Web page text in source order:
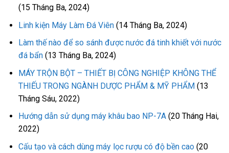
(15 Tháng Ba, 2024)
Linh kiện Máy Làm Đá Viên (14 Tháng Ba, 2024)
Làm thế nào để so sánh được nước đá tinh khiết với nước
đá bẩn (13 Tháng Ba, 2024)
MÁY TRỘN BỘT – THIẾT BỊ CÔNG NGHIỆP KHÔNG THỂ
THIẾU TRONG NGÀNH DƯỢC PHẨM & MỸ PHẨM (13
Tháng Sáu, 2022)
Hướng dẫn sử dụng máy khâu bao NP-7A (20 Tháng Hai,
2022)
Cấu tạo và cách dùng máy lọc rượu có độ bền cao (20